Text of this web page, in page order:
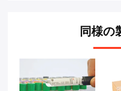
同様の